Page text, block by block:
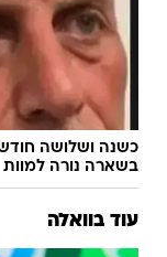
כשנה ושלושה
בשארה נורה למוות
עוד בוואלה